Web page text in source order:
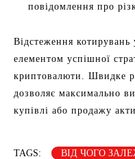
повідомлення про
Відстеження
елементом успішної
криптовалюти. Швидке
дозволяє максимально
купівлі або продажу
TAGS:
ВІД ЧОГО